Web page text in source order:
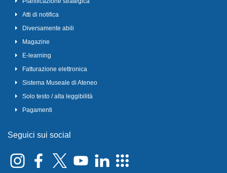
Atti di notifica
Diversamente abili
Magazine
E-learning
Fatturazione elettronica
Sistema Museale di Ateneo
Solo testo / alta leggibilità
Pagamenti
Seguici sui social